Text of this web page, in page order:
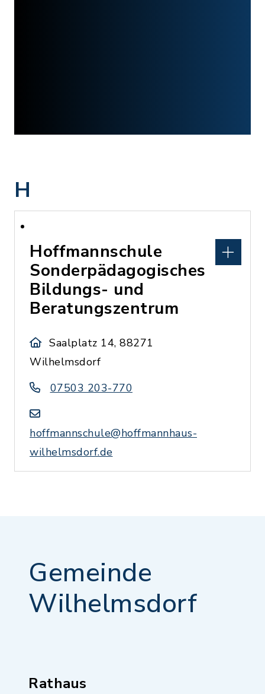
H
Hoffmannschule
Sonderpädagogisches
Bildungs- und
Beratungszentrum
Saalplatz 14, 88271
Wilhelmsdorf
07503 203-770
hoffmannschule@hoffmannhaus-
wilhelmsdorf.de
Gemeinde
Wilhelmsdorf
Rathaus